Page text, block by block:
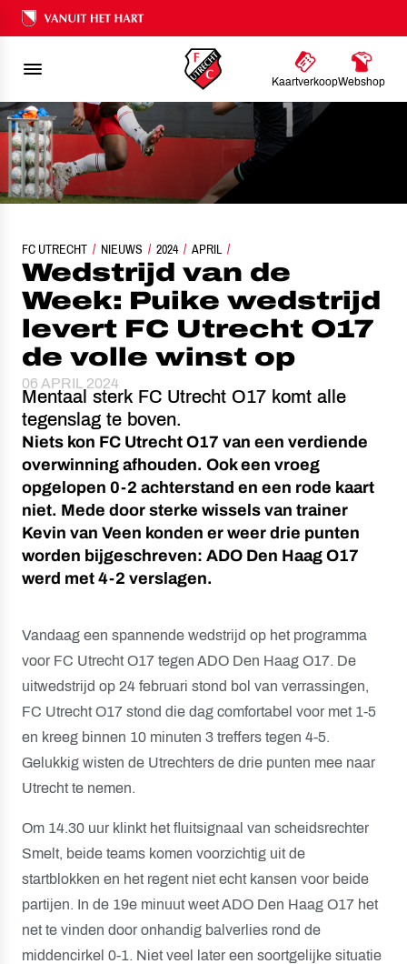
Ons nalatenschap
KaartverkoopWebshop
FC UTRECHT NIEUWS 2024 APRIL
VAN DE WEEK: PUIKE WEDSTRIJD LEVERT FC UTRECHT O17 DE
Wedstrijd van de
Week: Puike wedstrijd
levert FC Utrecht O17
de volle winst op
06 APRIL 2024
Mentaal sterk FC Utrecht O17 komt alle
tegenslag te boven.
Niets kon FC Utrecht O17 van een verdiende
overwinning afhouden. Ook een vroeg
opgelopen 0-2 achterstand en een rode kaart
niet. Mede door sterke wissels van trainer
Kevin van Veen konden er weer drie punten
worden bijgeschreven: ADO Den Haag O17
werd met 4-2 verslagen.
Vandaag een spannende wedstrijd op het programma
voor FC Utrecht O17 tegen ADO Den Haag O17. De
uitwedstrijd op 24 februari stond bol van verrassingen,
FC Utrecht O17 stond die dag comfortabel voor met 1-5
en kreeg binnen 10 minuten 3 treffers tegen 4-5.
Gelukkig wisten de Utrechters de drie punten mee naar
Utrecht te nemen.
Om 14.30 uur klinkt het fluitsignaal van scheidsrechter
Smelt, beide teams komen voorzichtig uit de
startblokken en het regent niet echt kansen voor beide
partijen. In de 19e minuut weet ADO Den Haag O17 het
net te vinden door onhandig balverlies rond de
middencirkel 0-1. Niet veel later een soortgelijke situatie